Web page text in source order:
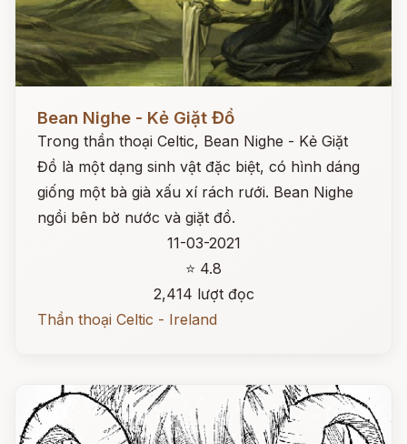
Bean Nighe - Kẻ Giặt Đồ
Trong thần thoại Celtic, Bean Nighe - Kẻ Giặt
Đồ là một dạng sinh vật đặc biệt, có hình dáng
giống một bà già xấu xí rách rưới. Bean Nighe
ngồi bên bờ nước và giặt đồ.
11-03-2021
⭐ 4.8
2,414 lượt đọc
Thần thoại Celtic - Ireland